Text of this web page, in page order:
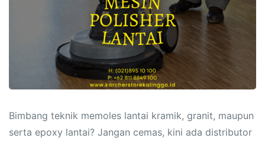
Bimbang teknik memoles lantai kramik, granit, maupun
serta epoxy lantai? Jangan cemas, kini ada distributor